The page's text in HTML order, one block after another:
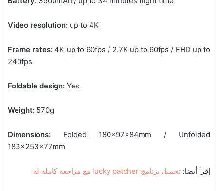
Video resolution: up to 4K
Frame rates: 4K up to 60fps / 2.7K up to 60fps / FHD up to
240fps
Foldable design: Yes
Weight: 570g
Dimensions: Folded 180x97x84mm / Unfolded
183x253x77mm
إقرأ أيضا: تحميل برنامج lucky patcher مع مراجعة كاملة له